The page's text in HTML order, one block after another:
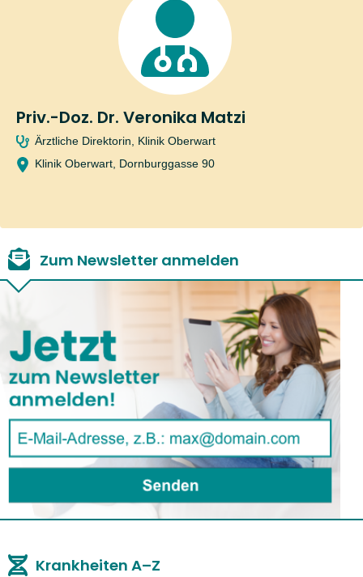
Priv.-Doz. Dr. Veronika Matzi
Ärztliche Direktorin, Klinik Oberwart
Klinik Oberwart, Dornburggasse 90
Zum Newsletter anmelden
Krankheiten A–Z